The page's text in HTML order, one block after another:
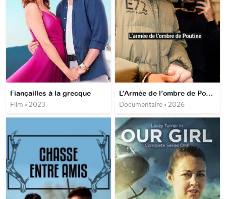
Fiançailles à la grecque
Film • 2023
L’Armée de l’ombre de Poutine
Documentaire • 2026